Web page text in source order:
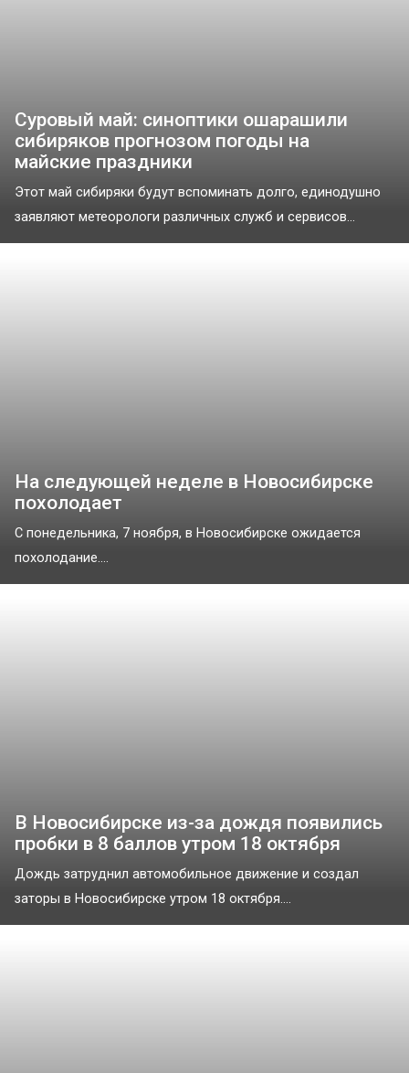
Суровый май: синоптики ошарашили
сибиряков прогнозом погоды на
майские праздники
Этот май сибиряки будут вспоминать долго, единодушно
заявляют метеорологи различных служб и сервисов...
На следующей неделе в Новосибирске
похолодает
С понедельника, 7 ноября, в Новосибирске ожидается
похолодание....
В Новосибирске из-за дождя появились
пробки в 8 баллов утром 18 октября
Дождь затруднил автомобильное движение и создал
заторы в Новосибирске утром 18 октября....